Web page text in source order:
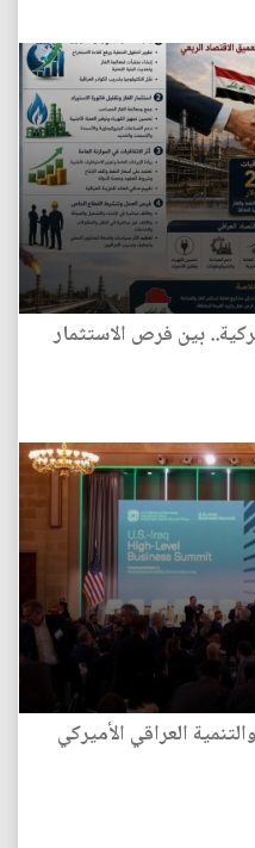
بين فرص الاستثمار
العراقي الأميركي